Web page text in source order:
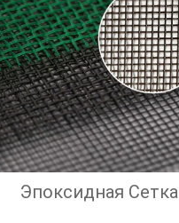
Эпоксидная Сетка